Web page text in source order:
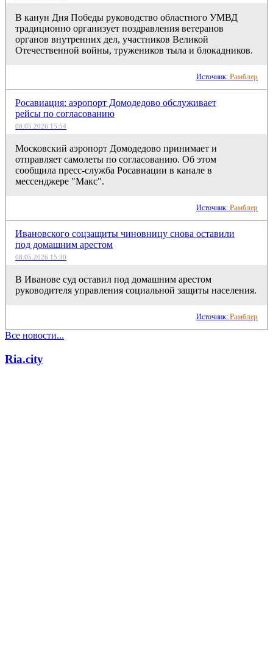
В канун Дня Победы руководство областного УМВД
традиционно организует поздравления ветеранов
органов внутренних дел, участников Великой
Отечественной войны, тружеников тыла и блокадников.
Источник: Рамблер
Росавиация: аэропорт Домодедово обслуживает
рейсы по согласованию
08.05.2026 15:54
Московский аэропорт Домодедово принимает и
отправляет самолеты по согласованию. Об этом
сообщила пресс-служба Росавиации в канале в
мессенджере "Макс".
Источник: Рамблер
Ивановского соцзащиты чиновницу снова оставили
под домашним арестом
08.05.2026 15:30
В Иванове суд оставил под домашним арестом
руководителя управления социальной защиты населения.
Источник: Рамблер
Все новости...
Ria.city